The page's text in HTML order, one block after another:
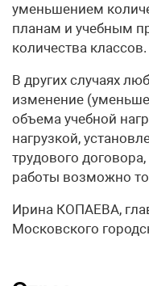
уменьшением
планам и учебным
количества классов.
В других случаях
изменение
объема учебной
нагрузкой,
трудового
работы возможно
Ирина КОПАЕВА,
Московского